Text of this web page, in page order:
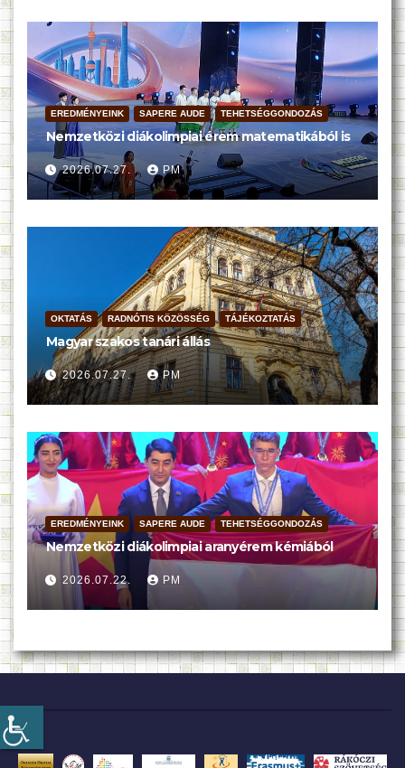
EREDMÉNYEINK SAPERE AUDE TEHETSÉGGONDOZÁS
Nemzetközi diákolimpiai érem matematikából is
2026.07.27. PM
OKTATÁS RADNÓTIS KÖZÖSSÉG TÁJÉKOZTATÁS
Magyar szakos tanári állás
2026.07.27. PM
EREDMÉNYEINK SAPERE AUDE TEHETSÉGGONDOZÁS
Nemzetközi diákolimpiai aranyérem kémiából
2026.07.22. PM